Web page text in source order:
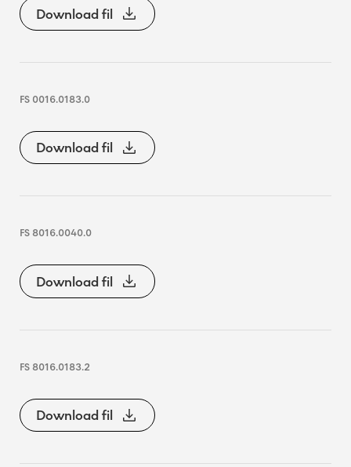
Download fil
FS 0016.0183.0
Download fil
FS 8016.0040.0
Download fil
FS 8016.0183.2
Download fil